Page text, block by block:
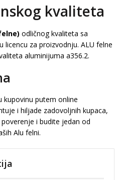
kvaliteta
odličnog kvaliteta sa
licencu za proizvodnju. ALU felne
aluminijuma a356.2.
kupovinu putem online
i hiljade zadovoljnih kupaca,
i budite jedan od
Alu felni.